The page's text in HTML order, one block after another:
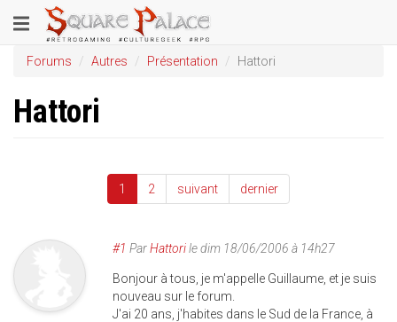
au
contenu
principal
Toggle
navigation
Forums Autres Présentation Hattori
Hattori
1 2 suivant dernier
#1 ParHattoriledim 18/06/2006 à 14h27
Bonjour à tous, je m'appelle Guillaume, et je suis
nouveau sur le forum.
J'ai 20 ans, j'habites dans le Sud de la France, à